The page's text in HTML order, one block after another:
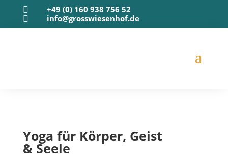

+49 (0) 160 938 756 52

info@grosswiesenhof.de
Yoga für Kör­per, Geist
& Seele